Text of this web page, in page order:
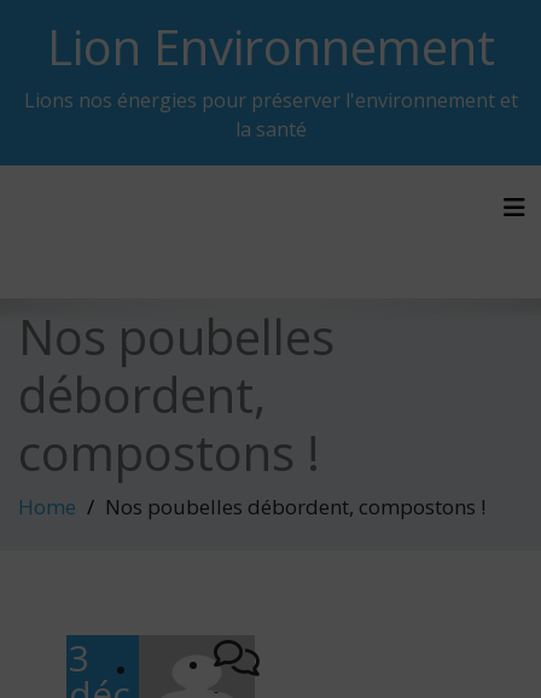
contentLion Environnement
Lions nos énergies pour préserver l'environnement et
la santé
Nos poubelles
débordent,
compostons !
Home Nos poubelles débordent, compostons !
3
-